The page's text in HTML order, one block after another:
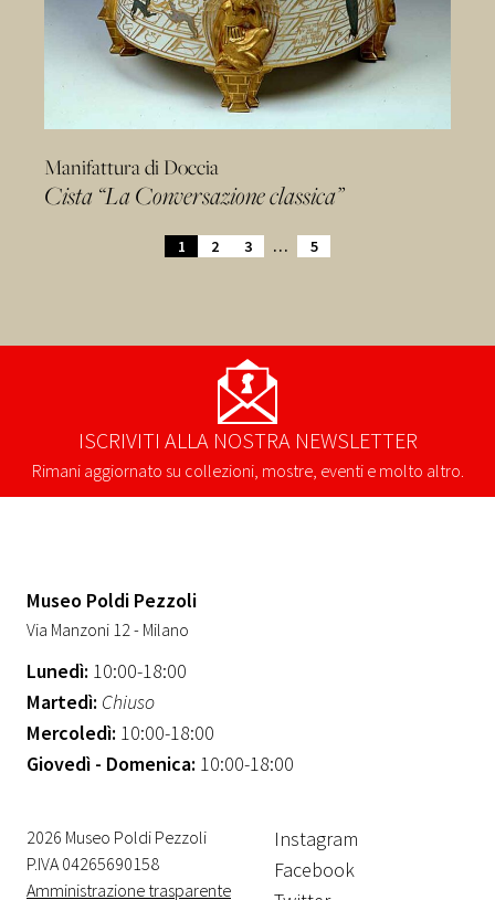
Manifattura di Doccia
Cista “La Conversazione classica”
1 2 3 … 5
ISCRIVITI ALLA NOSTRA NEWSLETTER
Rimani aggiornato su collezioni, mostre, eventi e molto altro.
Museo Poldi Pezzoli
Via Manzoni 12 - Milano
Lunedì: 10:00-18:00
Martedì: Chiuso
Mercoledì: 10:00-18:00
Giovedì - Domenica: 10:00-18:00
2026 Museo Poldi Pezzoli
P.IVA 04265690158
Amministrazione trasparente
Instagram
Facebook